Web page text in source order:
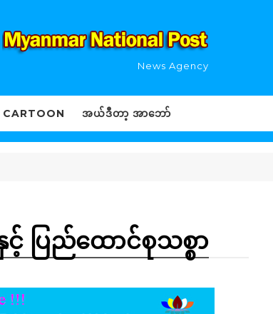
News Agency
CARTOON အယ်ဒီတာ့ အာဘော်
ပြည်ထောင်စုသစ္စာ